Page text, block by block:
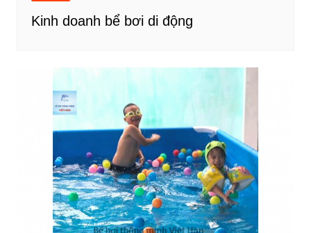
Kinh doanh bể bơi di động